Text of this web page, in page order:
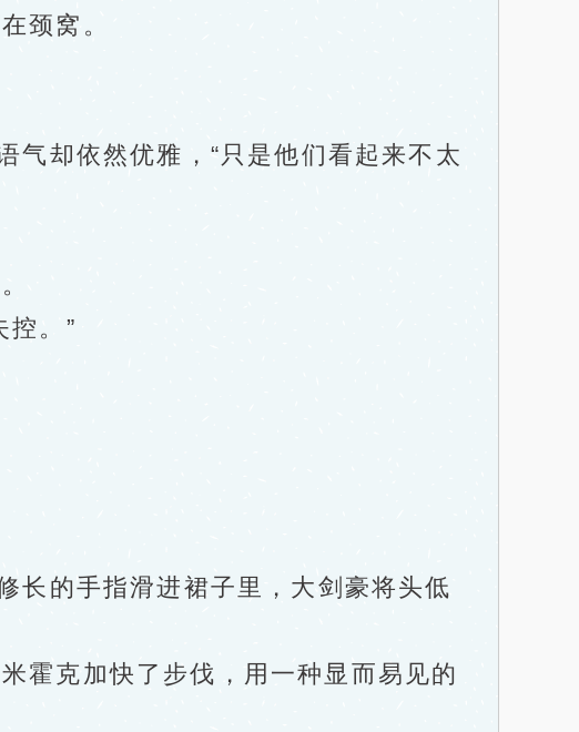
颈窝。
却依然优雅，“只是他们看起来不太
。”
的手指滑进裙子里，大剑豪将头低
克加快了步伐，用一种显而易见的